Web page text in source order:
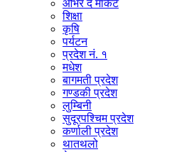
ओभर द मार्केट
शिक्षा
कृषि
पर्यटन
प्रदेश नं. १
मधेश
बागमती प्रदेश
गण्डकी प्रदेश
लुम्बिनी
सुदूरपश्चिम प्रदेश
कर्णाली प्रदेश
थातथलो